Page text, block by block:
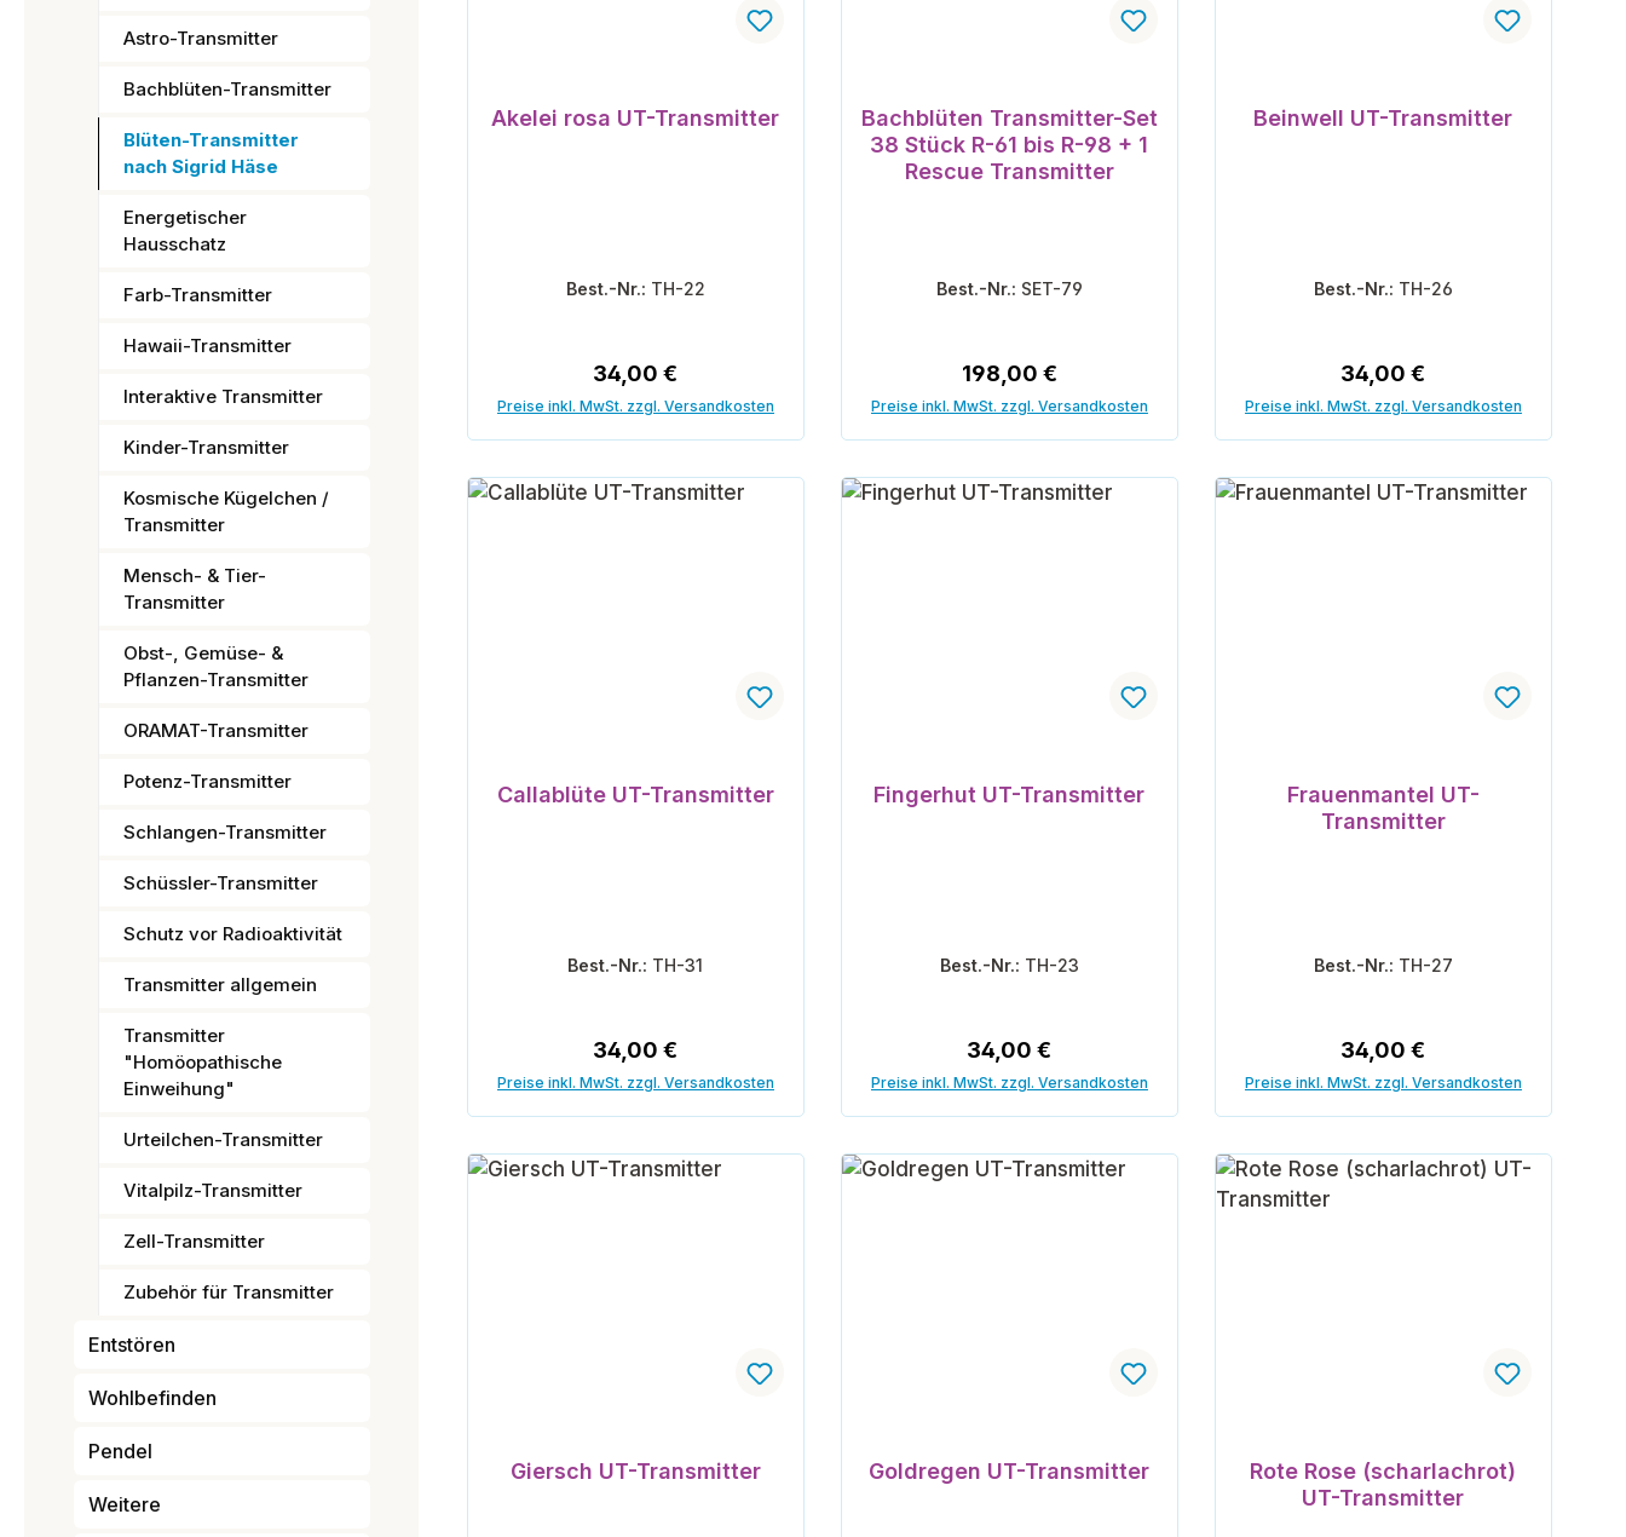
Astro-Transmitter
Bachblüten-Transmitter
Blüten-Transmitter
nach Sigrid Häse
Energetischer
Hausschatz
Farb-Transmitter
Hawaii-Transmitter
Interaktive Transmitter
Kinder-Transmitter
Kosmische Kügelchen /
Transmitter
Mensch- & Tier-
Transmitter
Obst-, Gemüse- &
Pflanzen-Transmitter
ORAMAT-Transmitter
Potenz-Transmitter
Schlangen-Transmitter
Schüssler-Transmitter
Schutz vor Radioaktivität
Transmitter allgemein
Transmitter
"Homöopathische
Einweihung"
Urteilchen-Transmitter
Vitalpilz-Transmitter
Zell-Transmitter
Zubehör für Transmitter
Entstören
Wohlbefinden
Pendel
Weitere
Akelei rosa UT-Transmitter
Best.-Nr.: TH-22
Regulärer Preis:
34,00 €
Preise inkl. MwSt. zzgl. Versandkosten
Bachblüten Transmitter-Set
38 Stück R-61 bis R-98 + 1
Rescue Transmitter
Best.-Nr.: SET-79
Regulärer Preis:
198,00 €
Preise inkl. MwSt. zzgl. Versandkosten
Beinwell UT-Transmitter
Best.-Nr.: TH-26
Regulärer Preis:
34,00 €
Preise inkl. MwSt. zzgl. Versandkosten
Callablüte UT-Transmitter
Best.-Nr.: TH-31
Regulärer Preis:
34,00 €
Preise inkl. MwSt. zzgl. Versandkosten
Fingerhut UT-Transmitter
Best.-Nr.: TH-23
Regulärer Preis:
34,00 €
Preise inkl. MwSt. zzgl. Versandkosten
Frauenmantel UT-
Transmitter
Best.-Nr.: TH-27
Regulärer Preis:
34,00 €
Preise inkl. MwSt. zzgl. Versandkosten
Giersch UT-Transmitter Goldregen UT-Transmitter
Rote Rose (scharlachrot)
UT-Transmitter